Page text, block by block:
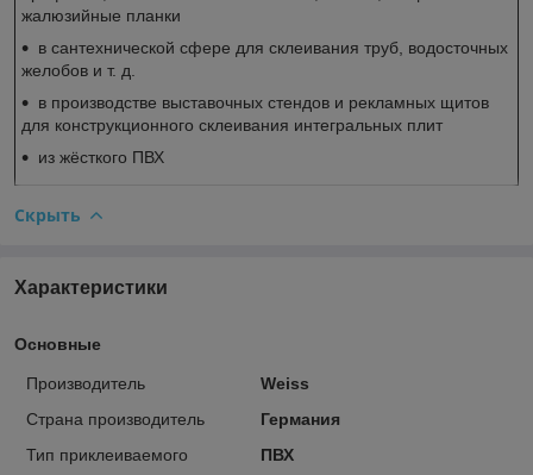
жалюзийные планки
в сантехнической сфере для склеивания труб, водосточных
желобов и т. д.
в производстве выставочных стендов и рекламных щитов
для конструкционного склеивания интегральных плит
из жёсткого ПВХ
Скрыть
Характеристики
Основные
Производитель
Weiss
Страна производитель
Германия
Тип приклеиваемого
ПВХ